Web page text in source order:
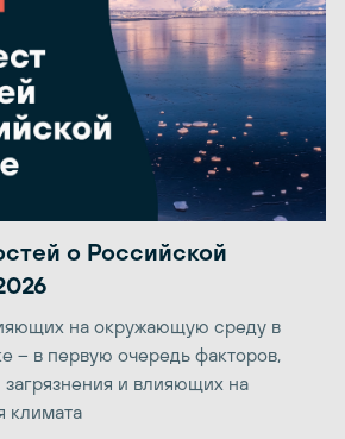
о Российской
на окружающую среду в
– в первую очередь факторов,
и влияющих на
климата